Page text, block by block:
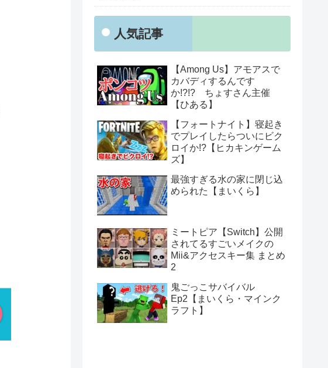
人気記事
【Among Us】アモアスで
カバディするんです
か!?!? ちょすさん主催
【ひある】
【フォートナイト】寝起き
でプレイしたらついにビク
ロイか!?【ヒカキンゲーム
ズ】
最強すぎる水の家に閉じ込
められた【まいくら】
ミートピア【Switch】公開
されてるすごいメイクの
Mii&アクセスキー集 まとめ
2
鬼ごっこサバイバル
Ep2【まいくら・マインク
ラフト】